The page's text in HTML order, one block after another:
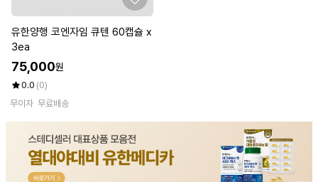
유한양행 코엔자임 큐텐 60캡슐 x
3ea
75,000원
0.0 (0)
무이자 무료배송